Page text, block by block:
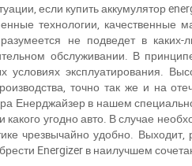
если купить аккумулятор
технологии, качественные
не подведет в
обслуживании. В
эксплуатирования.
точно так же и на
Енерджайзер в нашем
угодно авто. В случае
чрезвычайно удобно.
Energizer в наилучшем